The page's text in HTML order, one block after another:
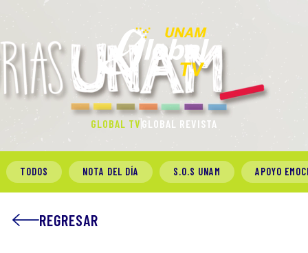
GLOBAL TV GLOBAL REVISTA
TODOS NOTA DEL DÍA S.O.S UNAM APOYO
REGRESAR